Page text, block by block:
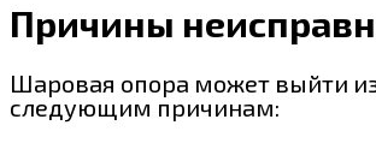
Причины
Шаровая опора может выйти
следующим причинам: